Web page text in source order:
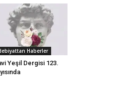
Haberler
Yeşil Dergisi 123.